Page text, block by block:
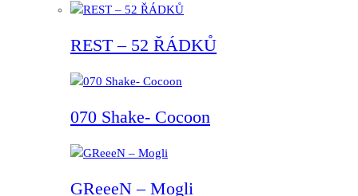
REST – 52 ŘÁDKŮ
070 Shake- Cocoon
GReeeN – Mogli